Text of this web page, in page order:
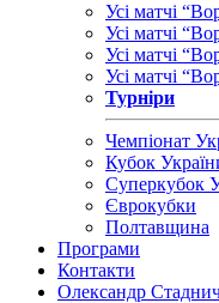
Усі матчі
Усі матчі
Усі матчі
Усі матчі
Турніри
Чемпіонат
Кубок
Суперкубок
Єврокубки
Полтавщина
Програми
Контакти
Олександр